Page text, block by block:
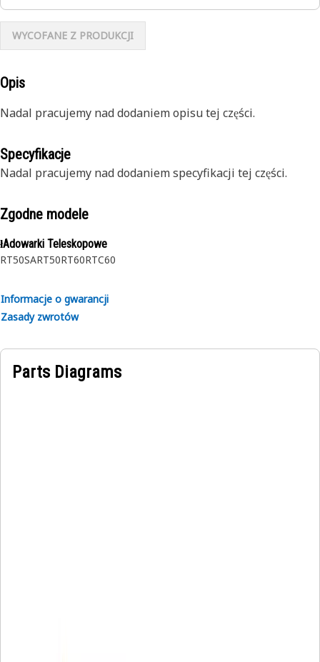
WYCOFANE Z PRODUKCJI
Opis
Nadal pracujemy nad dodaniem opisu tej części.
Specyfikacje
Nadal pracujemy nad dodaniem specyfikacji tej części.
Zgodne modele
łAdowarki Teleskopowe
RT50SART50RT60RTC60
Informacje o gwarancji
Zasady zwrotów
Parts Diagrams